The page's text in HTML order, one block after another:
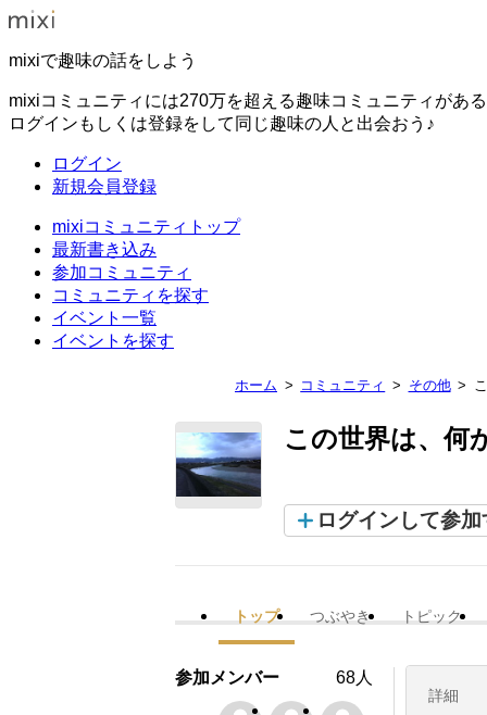
mixiで趣味の話をしよう
mixiコミュニティには270万を超える趣味コミュニティがあ
ログインもしくは登録をして同じ趣味の人と出会おう♪
ログイン
新規会員登録
mixiコミュニティトップ
最新書き込み
参加コミュニティ
コミュニティを探す
イベント一覧
イベントを探す
ホーム コミュニティ その他
この世界は、
ログインして参加
トップ つぶやき トピック
詳細
参加メンバー 68人